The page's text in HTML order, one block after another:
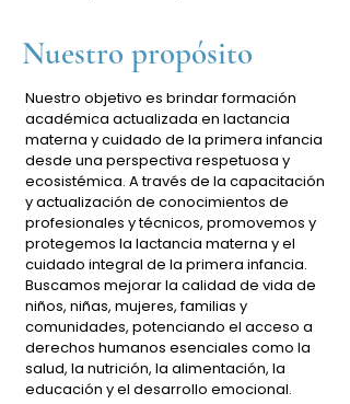
Nuestro propósito
Nuestro objetivo es brindar formación
académica actualizada en lactancia
materna y cuidado de la primera infancia
desde una perspectiva respetuosa y
ecosistémica. A través de la capacitación
y actualización de conocimientos de
profesionales y técnicos, promovemos y
protegemos la lactancia materna y el
cuidado integral de la primera infancia.
Buscamos mejorar la calidad de vida de
niños, niñas, mujeres, familias y
comunidades, potenciando el acceso a
derechos humanos esenciales como la
salud, la nutrición, la alimentación, la
educación y el desarrollo emocional.